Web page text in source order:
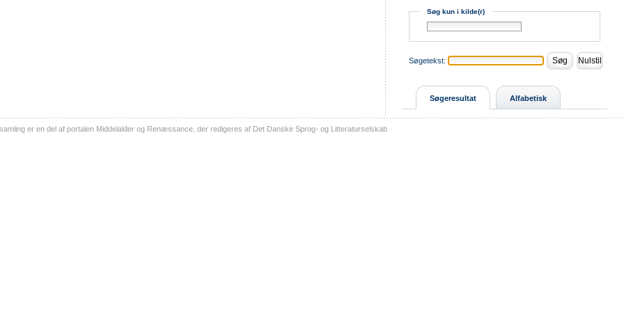
Søg kun i kilde(r)
Søgetekst:
Søgeresultat Alfabetisk
er en del af portalen Middelalder og Renæssance, der redigeres af Det Danske Sprog- og Litteraturselskab